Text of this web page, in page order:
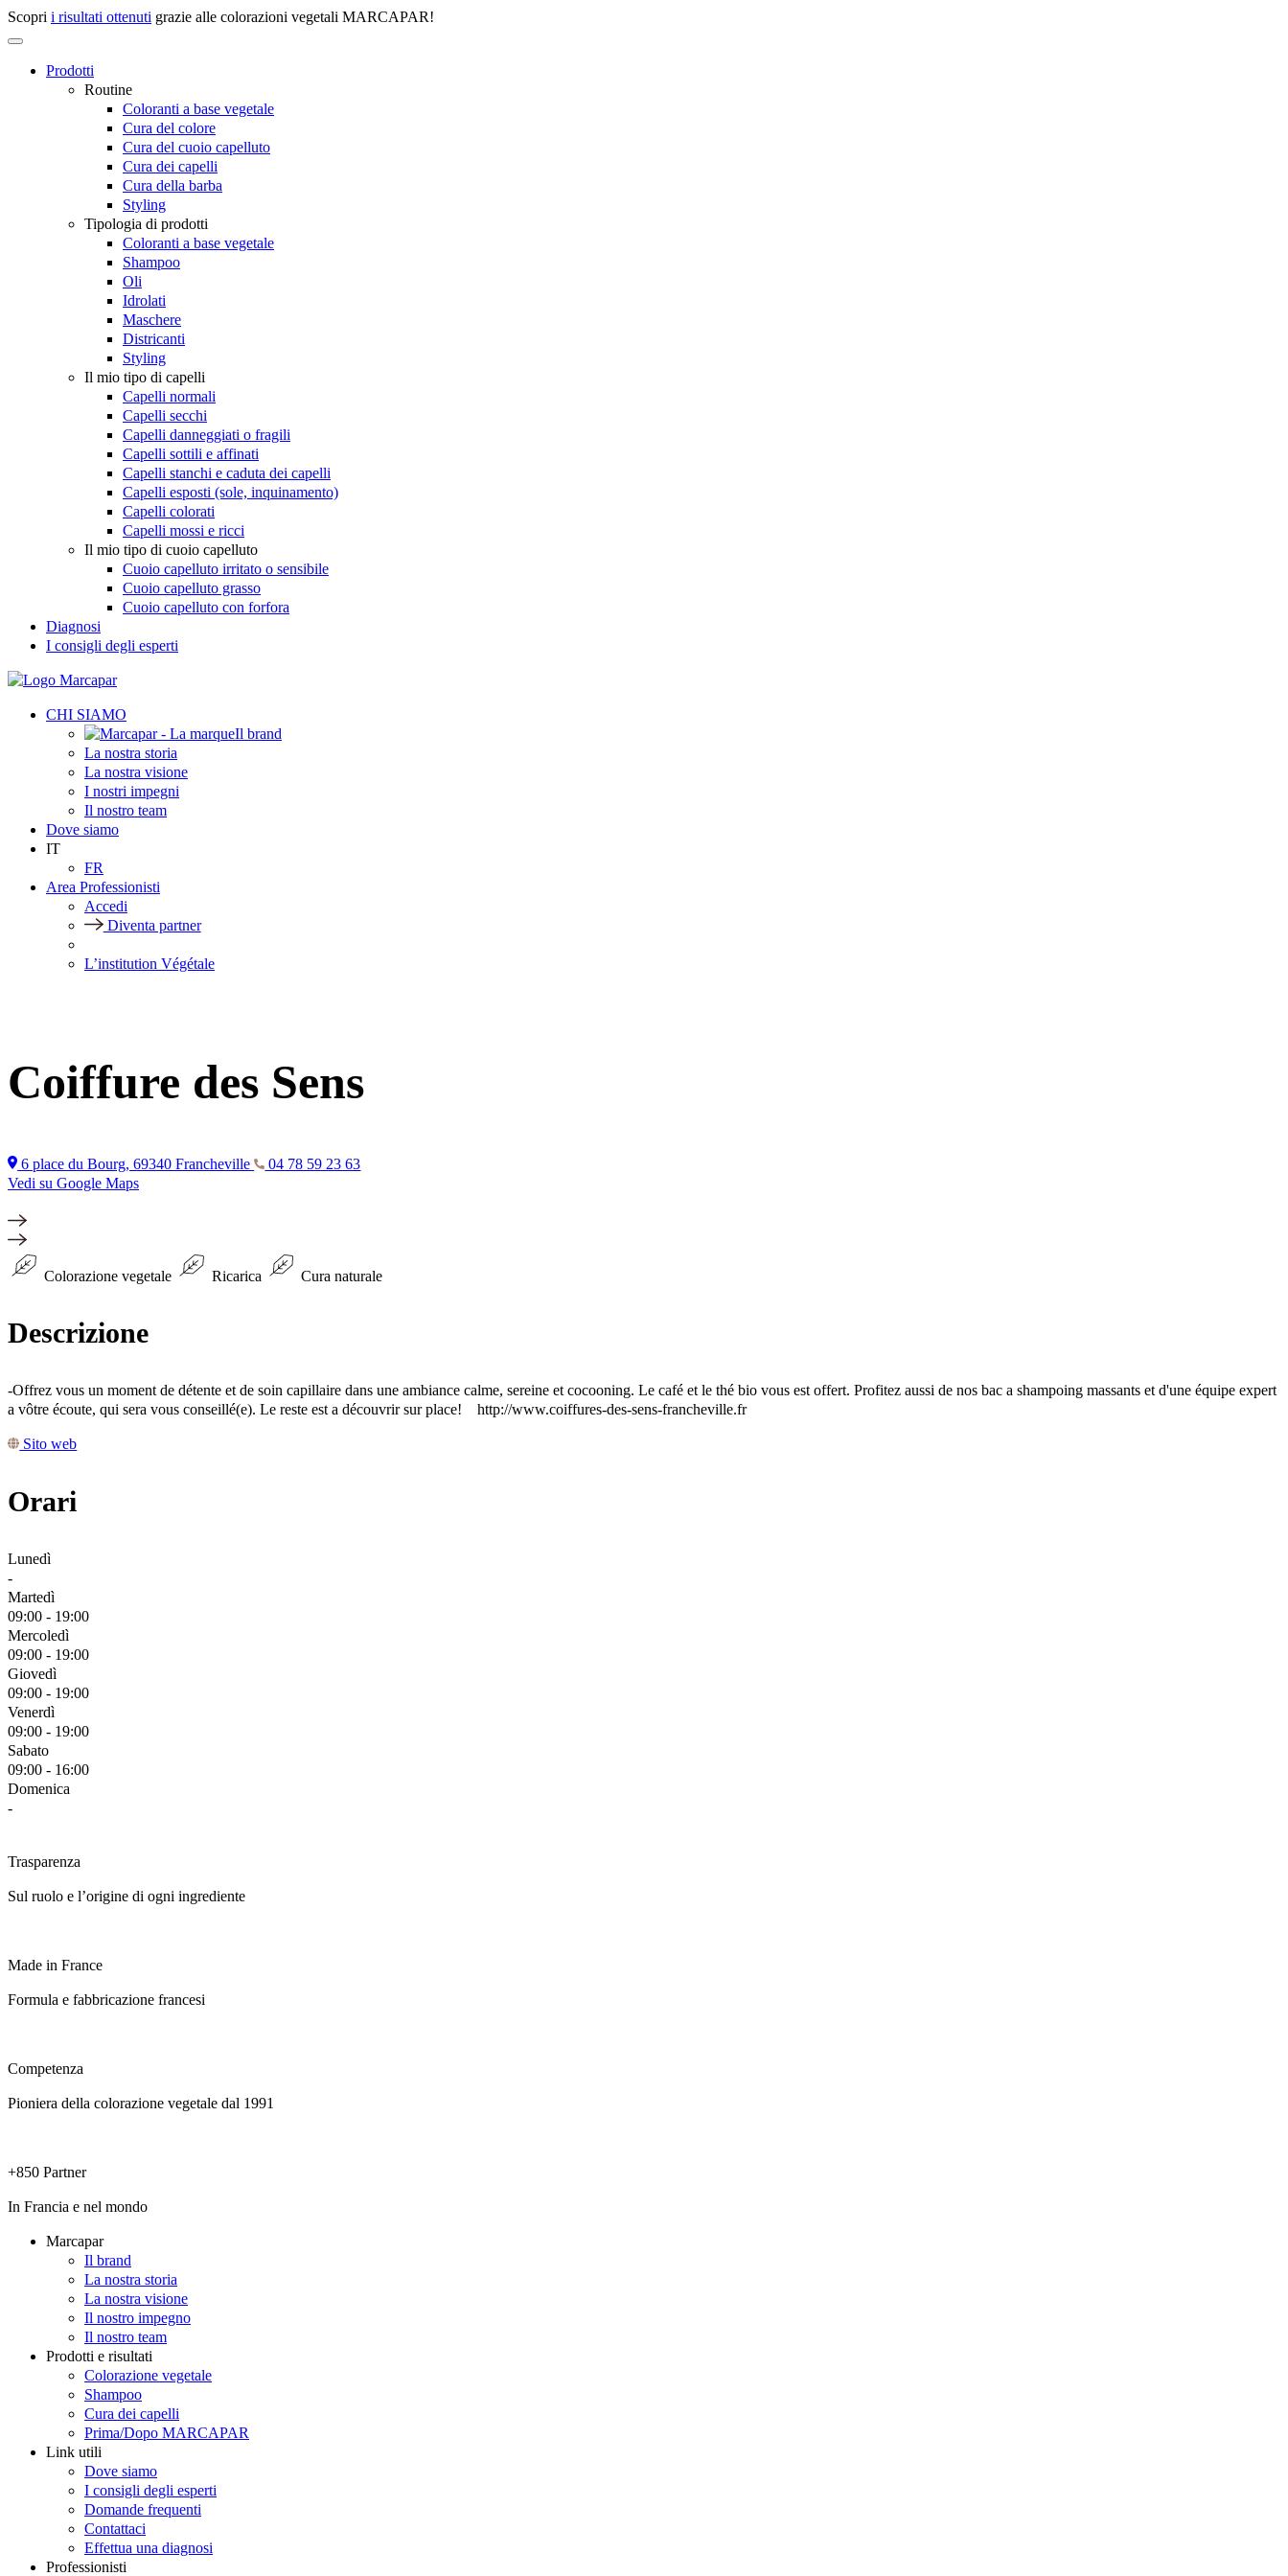
Scopri i risultati ottenuti grazie alle colorazioni vegetali MARCAPAR!
Prodotti
Routine
Coloranti a base vegetale
Cura del colore
Cura del cuoio capelluto
Cura dei capelli
Cura della barba
Styling
Tipologia di prodotti
Coloranti a base vegetale
Shampoo
Oli
Idrolati
Maschere
Districanti
Styling
Il mio tipo di capelli
Capelli normali
Capelli secchi
Capelli danneggiati o fragili
Capelli sottili e affinati
Capelli stanchi e caduta dei capelli
Capelli esposti (sole, inquinamento)
Capelli colorati
Capelli mossi e ricci
Il mio tipo di cuoio capelluto
Cuoio capelluto irritato o sensibile
Cuoio capelluto grasso
Cuoio capelluto con forfora
Diagnosi
I consigli degli esperti
CHI SIAMO
Il brand
La nostra storia
La nostra visione
I nostri impegni
Il nostro team
Dove siamo
IT
FR
Area Professionisti
Accedi
Diventa partner
L’institution Végétale
Coiffure des Sens
6 place du Bourg, 69340 Francheville
04 78 59 23 63
Vedi su Google Maps
Colorazione vegetale Ricarica Cura naturale
Descrizione
-Offrez vous un moment de détente et de soin capillaire dans une ambiance calme, sereine et cocooning. Le café et le thé bio vous est offert. Profitez aussi de nos bac a shampoing massants et d'une équipe expert
a vôtre écoute, qui sera vous conseillé(e). Le reste est a découvrir sur place! http://www.coiffures-des-sens-francheville.fr
Sito web
Orari
Lunedì
-
Martedì
09:00 - 19:00
Mercoledì
09:00 - 19:00
Giovedì
09:00 - 19:00
Venerdì
09:00 - 19:00
Sabato
09:00 - 16:00
Domenica
-
Trasparenza
Sul ruolo e l’origine di ogni ingrediente
Made in France
Formula e fabbricazione francesi
Competenza
Pioniera della colorazione vegetale dal 1991
+850 Partner
In Francia e nel mondo
Marcapar
Il brand
La nostra storia
La nostra visione
Il nostro impegno
Il nostro team
Prodotti e risultati
Colorazione vegetale
Shampoo
Cura dei capelli
Prima/Dopo MARCAPAR
Link utili
Dove siamo
I consigli degli esperti
Domande frequenti
Contattaci
Effettua una diagnosi
Professionisti